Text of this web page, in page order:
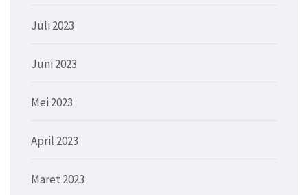
Juli 2023
Juni 2023
Mei 2023
April 2023
Maret 2023